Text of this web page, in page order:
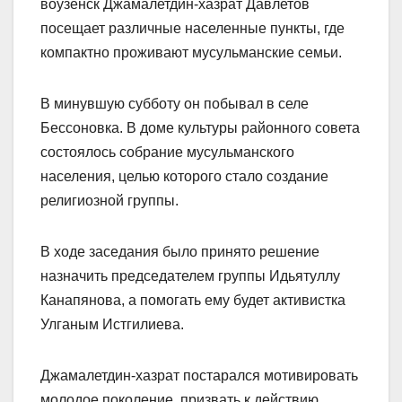
воузенск Джамалетдин-хазрат Давлетов
посещает различные населенные пункты, где
компактно проживают мусульманские семьи.
В минувшую субботу он побывал в селе
Бессоновка. В доме культуры районного совета
состоялось собрание мусульманского
населения, целью которого стало создание
религиозной группы.
В ходе заседания было принято решение
назначить председателем группы Идьятуллу
Канапянова, а помогать ему будет активистка
Улганым Истгилиева.
Джамалетдин-хазрат постарался мотивировать